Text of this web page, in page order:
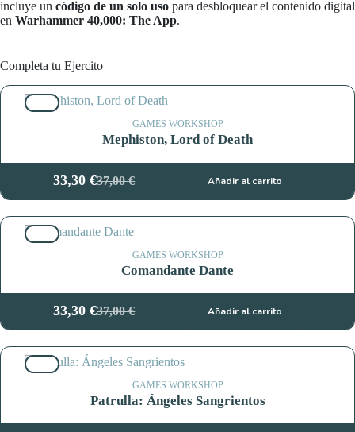
incluye un código de un solo uso para desbloquear el contenido digital
en Warhammer 40,000: The App.
Completa tu Ejercito
GAMES WORKSHOP
Mephiston, Lord of Death
37,00€
El
precio
original
era:
37,00 €.
33,30€El
precio
actual
es:
33,30 €.
Añadir al carrito
GAMES WORKSHOP
Comandante Dante
37,00€
El
precio
original
era:
37,00 €.
33,30€El
precio
actual
es:
33,30 €.
Añadir al carrito
GAMES WORKSHOP
Patrulla: Ángeles Sangrientos